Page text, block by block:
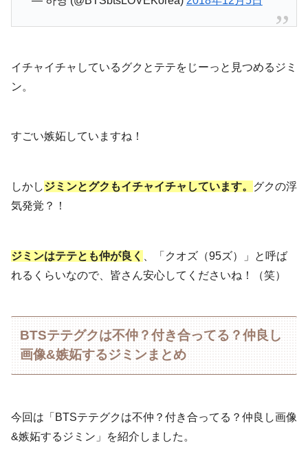
イチャイチャしているグクとテテをじーっと見つめるジミ
ン。
すごい嫉妬していますね！
しかしジミンとグクもイチャイチャしています。 グクの浮
気発覚？！
ジミンはテテとも仲が良く
、「クオズ（95ズ）」と呼ば
れるくらいなので、皆さん安心してくださいね！（笑）
BTSテテグクは不仲？付き合ってる？仲良し
画像&嫉妬するジミンまとめ
今回は「BTSテテグクは不仲？付き合ってる？仲良し画像
&嫉妬するジミン」を紹介しました。